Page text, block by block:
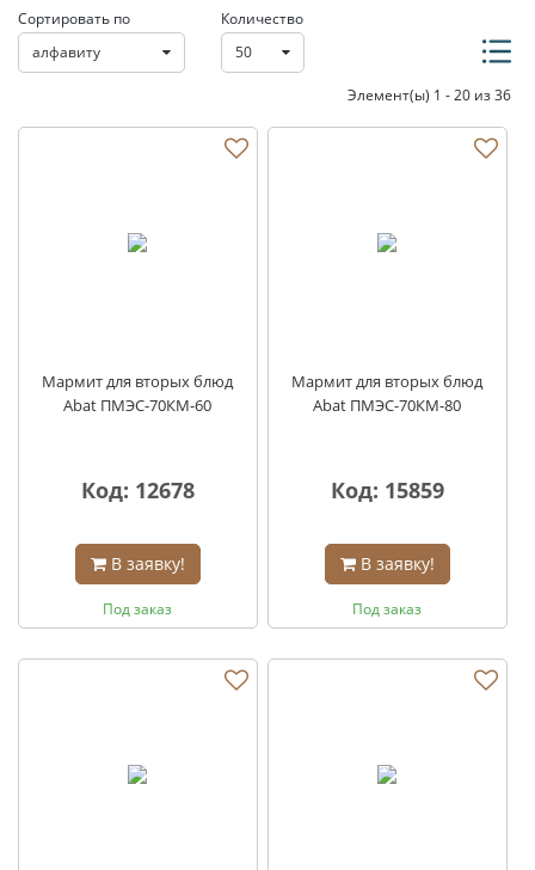
Сортировать по
алфавиту
Количество
50
Элемент(ы) 1 - 20 из 36
Мармит для вторых блюд
Abat ПМЭС-70КМ-60
Код: 12678
В заявку!
Под заказ
Мармит для вторых блюд
Abat ПМЭС-70КМ-80
Код: 15859
В заявку!
Под заказ